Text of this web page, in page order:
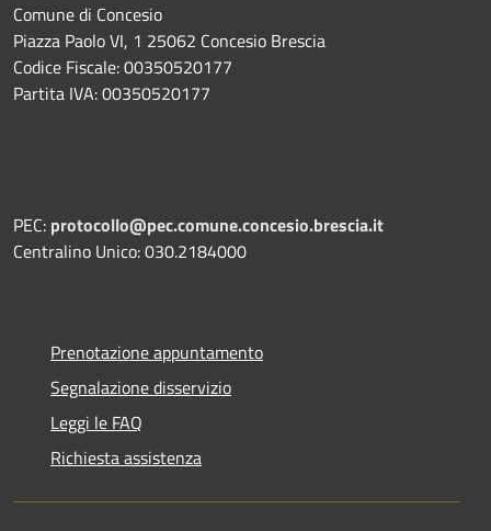
Comune di Concesio
Piazza Paolo VI, 1 25062 Concesio Brescia
Codice Fiscale: 00350520177
Partita IVA: 00350520177
PEC: protocollo@pec.comune.concesio.brescia.it
Centralino Unico: 030.2184000
Prenotazione appuntamento
Segnalazione disservizio
Leggi le FAQ
Richiesta assistenza